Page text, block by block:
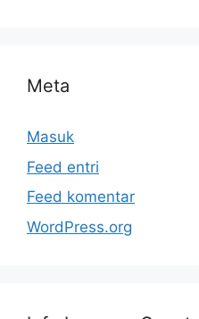
Meta
Masuk
Feed entri
Feed komentar
WordPress.org